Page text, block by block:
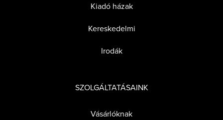
Kiadó házak
Kereskedelmi
Irodák
SZOLGÁLTATÁSAINK
Vásárlóknak